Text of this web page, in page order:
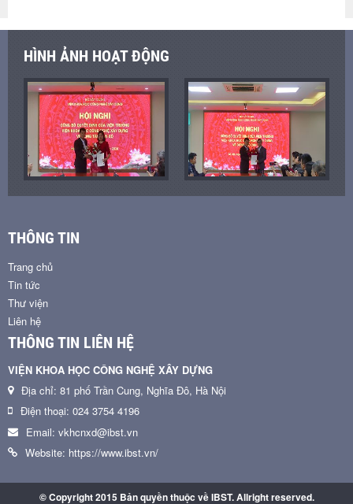
HÌNH ẢNH HOẠT ĐỘNG
THÔNG TIN
Trang chủ
Tin tức
Thư viện
Liên hệ
THÔNG TIN LIÊN HỆ
VIỆN KHOA HỌC CÔNG NGHỆ XÂY DỰNG
Địa chỉ: 81 phố Trần Cung, Nghĩa Đô, Hà Nội
Điện thoại: 024 3754 4196
Email: vkhcnxd@ibst.vn
Website: https://www.ibst.vn/
© Copyright 2015 Bản quyền thuộc về IBST. Allright reserved.